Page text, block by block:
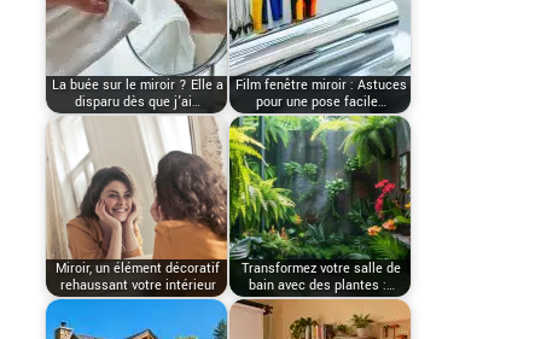
La buée sur le miroir ? Elle a
disparu dès que j’ai…
Film fenêtre miroir : Astuces
pour une pose facile…
Miroir, un élément décoratif
rehaussant votre intérieur
Transformez votre salle de
bain avec des plantes :…